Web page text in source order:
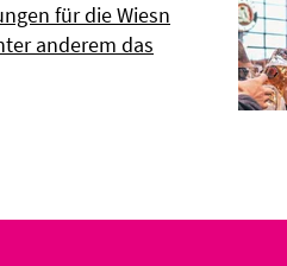
für die Wiesn
anderem das